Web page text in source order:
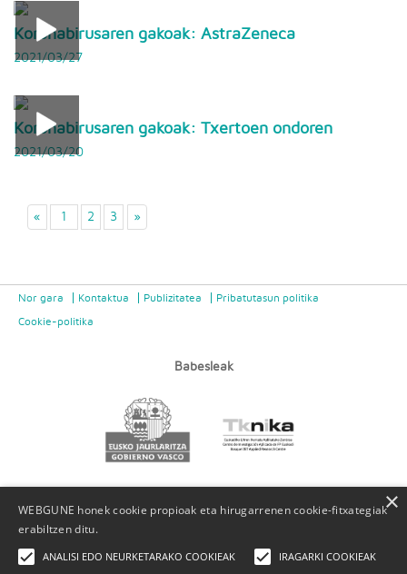
Koronabirusaren gakoak: AstraZeneca
2021/03/27
Koronabirusaren gakoak: Txertoen ondoren
2021/03/20
« 1 2 3 »
Nor gara Kontaktua Publizitatea Pribatutasun politika
Cookie-politika
Babesleak
WEBGUNE honek cookie propioak eta hirugarrenen cookie-fitxategiak
erabiltzen ditu.
ANALISI EDO NEURKETARAKO COOKIEAK IRAGARKI COOKIEAK
×